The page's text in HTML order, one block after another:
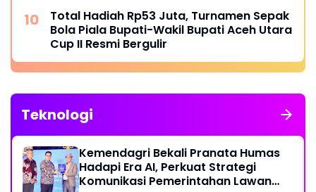
Total Hadiah Rp53 Juta, Turnamen Sepak
Bola Piala Bupati-Wakil Bupati Aceh Utara
Cup II Resmi Bergulir
Teknologi
Kemendagri Bekali Pranata Humas
Hadapi Era AI, Perkuat Strategi
Komunikasi Pemerintahan Lawan